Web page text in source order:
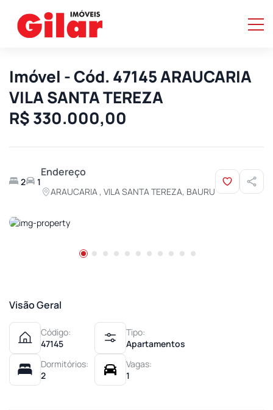
Imóvel - Cód. 47145 ARAUCARIA
VILA SANTA TEREZA
R$ 330.000,00
2 1
Endereço
ARAUCARIA , VILA SANTA TEREZA, BAURU
Visão Geral
Código:
47145
Tipo:
Apartamentos
Dormitórios:
2
Vagas:
1